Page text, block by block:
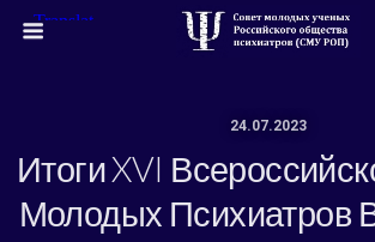
24.07.2023
Итоги XVI
Молодых Психиатров